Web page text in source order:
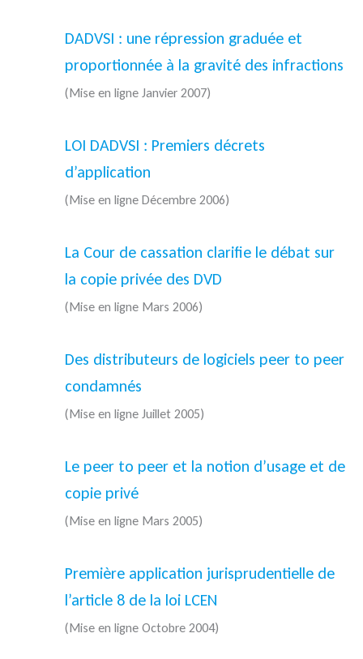
DADVSI : une répression graduée et
proportionnée à la gravité des infractions
(Mise en ligne Janvier 2007)
LOI DADVSI : Premiers décrets
d’application
(Mise en ligne Décembre 2006)
La Cour de cassation clarifie le débat sur
la copie privée des DVD
(Mise en ligne Mars 2006)
Des distributeurs de logiciels peer to peer
condamnés
(Mise en ligne Juillet 2005)
Le peer to peer et la notion d’usage et de
copie privé
(Mise en ligne Mars 2005)
Première application jurisprudentielle de
l’article 8 de la loi LCEN
(Mise en ligne Octobre 2004)